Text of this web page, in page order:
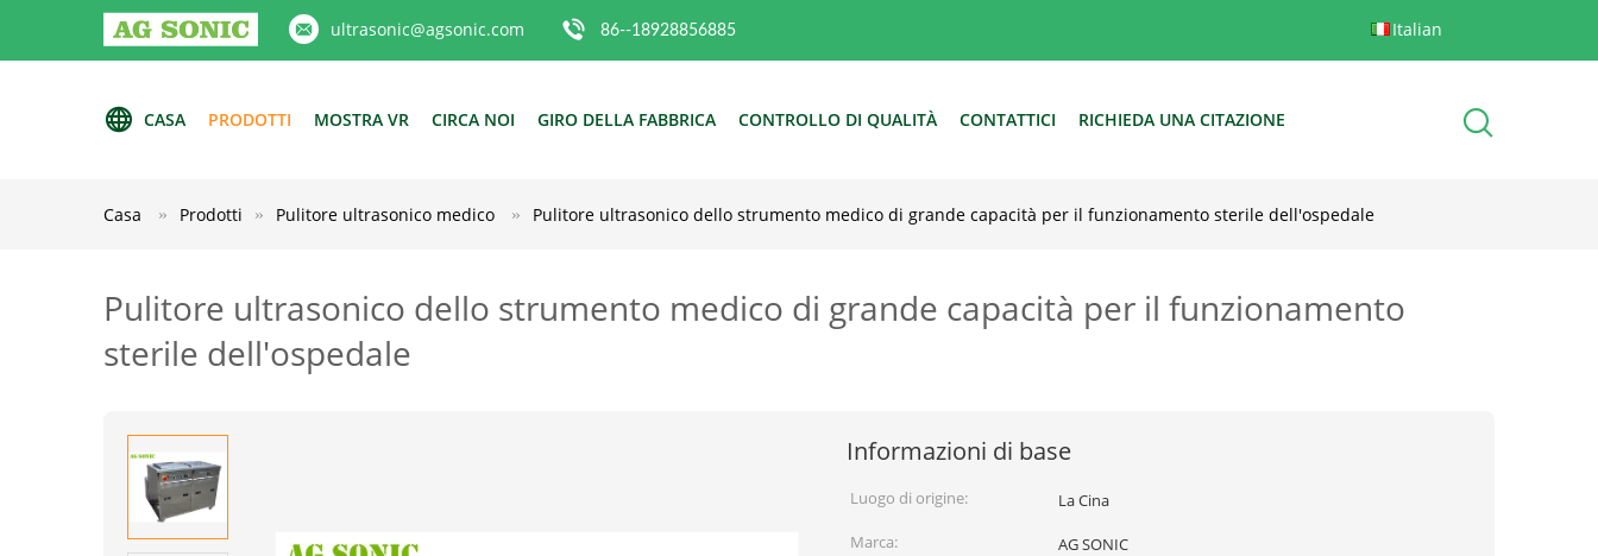
ultrasonic@agsonic.com 86--18928856885 Italian
CASA PRODOTTI MOSTRA VR CIRCA NOI GIRO DELLA FABBRICA CONTROLLO DI QUALITÀ CONTATTICI RICHIEDA UNA CITAZIONE
Casa Prodotti Pulitore ultrasonico medico Pulitore ultrasonico dello strumento medico di grande capacità per il funzionamento sterile dell'ospedale
Pulitore ultrasonico dello strumento medico di grande capacità per il funzionamento
sterile dell'ospedale
Informazioni di base
Luogo di origine:
La Cina
Marca:
AG SONIC